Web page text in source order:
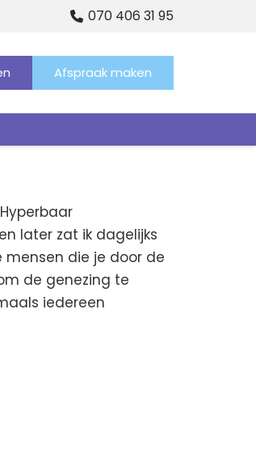
070 406 31 95
Afspraak maken
later zat ik dagelijks
die je door de
de genezing te
iedereen